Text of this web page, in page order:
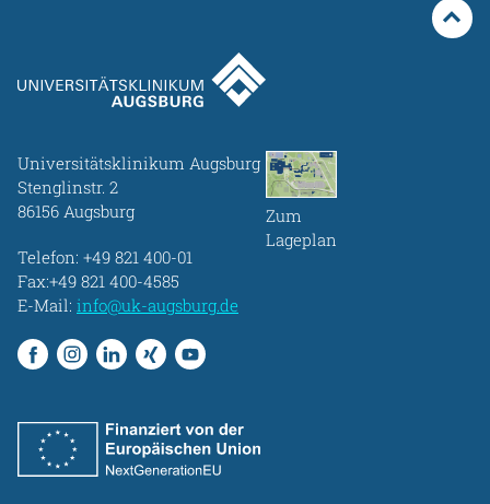
Universitätsklinikum Augsburg
Stenglinstr. 2
86156 Augsburg
Telefon: +49 821 400-01
Fax:+49 821 400-4585
E-Mail: info@uk-augsburg.de
Zum
Lageplan